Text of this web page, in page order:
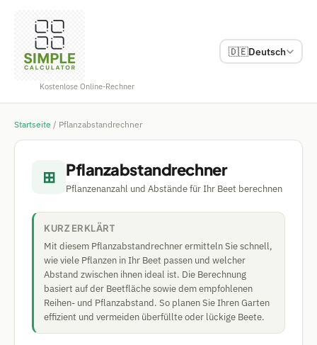
Kostenlose Online-Rechner
🇩🇪Deutsch
Startseite / Pflanzabstandrechner
⊞ Pflanzabstandrechner
Pflanzenanzahl und Abstände für Ihr Beet berechnen
KURZ ERKLÄRT
Mit diesem Pflanzabstandrechner ermitteln Sie schnell,
wie viele Pflanzen in Ihr Beet passen und welcher
Abstand zwischen ihnen ideal ist. Die Berechnung
basiert auf der Beetfläche sowie dem empfohlenen
Reihen- und Pflanzabstand. So planen Sie Ihren Garten
effizient und vermeiden überfüllte oder lückige Beete.